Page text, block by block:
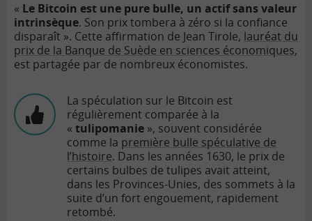
« Le Bitcoin est une pure bulle, un actif sans valeur
intrinsèque. Son prix tombera à zéro si la confiance
disparaît ». Cette affirmation de Jean Tirole, lauréat du
prix de la Banque de Suède en sciences économiques,
est partagée par de nombreux économistes.
La spéculation sur le Bitcoin est
régulièrement comparée à la
« tulipomanie », souvent considérée
comme la première bulle spéculative de
l’histoire. Dans les années 1630, le prix de
certains bulbes de tulipes avait atteint,
dans les Provinces-Unies, des sommets à la
suite d’un fort engouement, rapidement
retombé.